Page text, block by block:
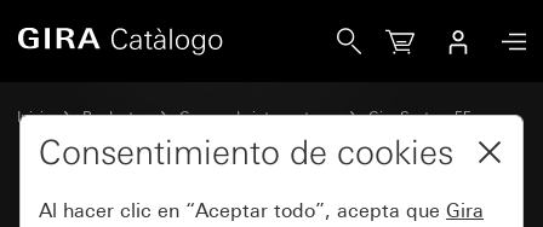
Inicio Productos Gamas de interruptores
Gira System 55
Juegos de teclas basculantes para sistemas de bus
Consentimiento de cookies
Al hacer clic en “Aceptar todo”, acepta que Gira